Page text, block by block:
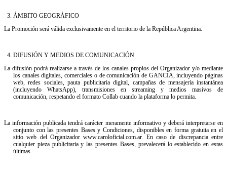
3.⁠ ⁠ÁMBITO GEOGRÁFICO
La Promoción será válida exclusivamente en el territorio de la República Argentina.
4.⁠ ⁠DIFUSIÓN Y MEDIOS DE COMUNICACIÓN
La difusión podrá realizarse a través de los canales propios del Organizador y/o mediante
los canales digitales, comerciales o de comunicación de GANCIA, incluyendo páginas
web, redes sociales, pauta publicitaria digital, campañas de mensajería instantánea
(incluyendo WhatsApp), transmisiones en streaming y medios masivos de
comunicación, respetando el formato Collab cuando la plataforma lo permita.
La información publicada tendrá carácter meramente informativo y deberá interpretarse en
conjunto con las presentes Bases y Condiciones, disponibles en forma gratuita en el
sitio web del Organizador www.caroloficial.com.ar. En caso de discrepancia entre
cualquier pieza publicitaria y las presentes Bases, prevalecerá lo establecido en estas
últimas.